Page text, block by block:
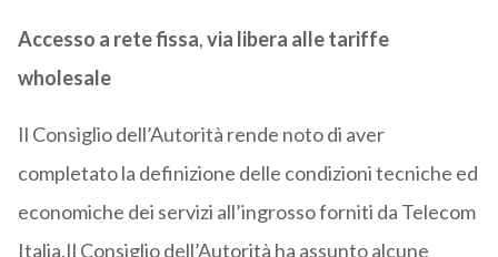
Accesso a rete fissa,via libera alle tariffe
wholesale
Il Consiglio dell’Autorità rende noto di aver
completato la definizione delle condizioni tecniche ed
economiche dei servizi all’ingrosso forniti da Telecom
Italia.Il Consiglio dell’Autorità ha assunto alcune